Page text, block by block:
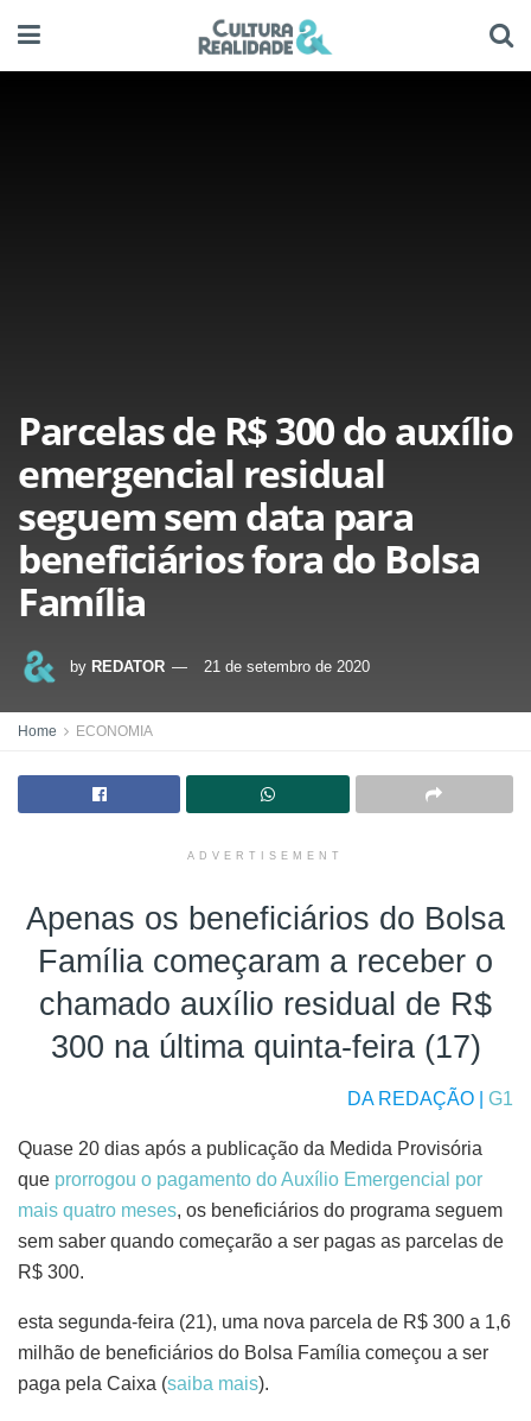
Parcelas de R$ 300 do auxílio
emergencial residual
seguem sem data para
beneficiários fora do Bolsa
Família
by REDATOR 21 de setembro de 2020
Home ECONOMIA
ADVERTISEMENT
Apenas os beneficiários do Bolsa
Família começaram a receber o
chamado auxílio residual de R$
300 na última quinta-feira (17)
DA REDAÇÃO | G1
Quase 20 dias após a publicação da Medida Provisória
que prorrogou o pagamento do Auxílio Emergencial por
mais quatro meses, os beneficiários do programa seguem
sem saber quando começarão a ser pagas as parcelas de
R$ 300.
esta segunda-feira (21), uma nova parcela de R$ 300 a 1,6
milhão de beneficiários do Bolsa Família começou a ser
paga pela Caixa (saiba mais).